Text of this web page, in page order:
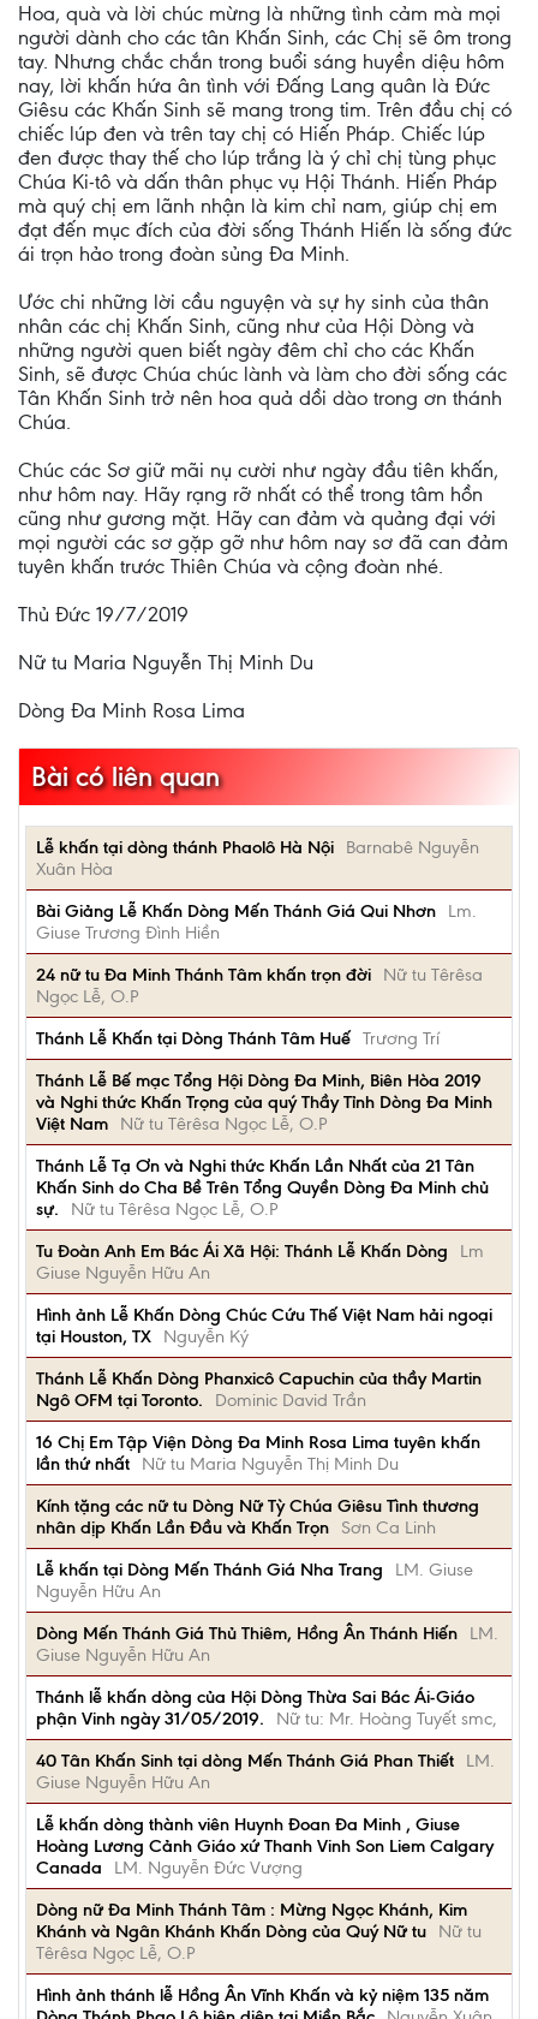
Hoa, quà và lời chúc mừng là những tình cảm mà mọi
người dành cho các tân Khấn Sinh, các Chị sẽ ôm trong
tay. Nhưng chắc chắn trong buổi sáng huyền diệu hôm
nay, lời khấn hứa ân tình với Đấng Lang quân là Đức
Giêsu các Khấn Sinh sẽ mang trong tim. Trên đầu chị có
chiếc lúp đen và trên tay chị có Hiến Pháp. Chiếc lúp
đen được thay thế cho lúp trắng là ý chỉ chị tùng phục
Chúa Ki-tô và dấn thân phục vụ Hội Thánh. Hiến Pháp
mà quý chị em lãnh nhận là kim chỉ nam, giúp chị em
đạt đến mục đích của đời sống Thánh Hiến là sống đức
ái trọn hảo trong đoàn sủng Đa Minh.
Ước chi những lời cầu nguyện và sự hy sinh của thân
nhân các chị Khấn Sinh, cũng như của Hội Dòng và
những người quen biết ngày đêm chỉ cho các Khấn
Sinh, sẽ được Chúa chúc lành và làm cho đời sống các
Tân Khấn Sinh trở nên hoa quả dồi dào trong ơn thánh
Chúa.
Chúc các Sơ giữ mãi nụ cười như ngày đầu tiên khấn,
như hôm nay. Hãy rạng rỡ nhất có thể trong tâm hồn
cũng như gương mặt. Hãy can đảm và quảng đại với
mọi người các sơ gặp gỡ như hôm nay sơ đã can đảm
tuyên khấn trước Thiên Chúa và cộng đoàn nhé.
Thủ Đức 19/7/2019
Nữ tu Maria Nguyễn Thị Minh Du
Dòng Đa Minh Rosa Lima
Bài có liên quan
Lễ khấn tại dòng thánh Phaolô Hà Nội
Barnabê Nguyễn
Xuân Hòa
Bài Giảng Lễ Khấn Dòng Mến Thánh Giá Qui Nhơn
Lm.
Giuse Trương Đình Hiền
24 nữ tu Đa Minh Thánh Tâm khấn trọn đời
Nữ tu Têrêsa
Ngọc Lễ, O.P
Thánh Lễ Khấn tại Dòng Thánh Tâm Huế Trương Trí
Thánh Lễ Bế mạc Tổng Hội Dòng Đa Minh, Biên Hòa 2019
và Nghi thức Khấn Trọng của quý Thầy Tỉnh Dòng Đa Minh
Việt Nam
Nữ tu Têrêsa Ngọc Lễ, O.P
Thánh Lễ Tạ Ơn và Nghi thức Khấn Lần Nhất của 21 Tân
Khấn Sinh do Cha Bề Trên Tổng Quyền Dòng Đa Minh chủ
sự.
Nữ tu Têrêsa Ngọc Lễ, O.P
Tu Đoàn Anh Em Bác Ái Xã Hội: Thánh Lễ Khấn Dòng
Lm
Giuse Nguyễn Hữu An
Hình ảnh Lễ Khấn Dòng Chúc Cứu Thế Việt Nam hải ngoại
tại Houston, TX
Nguyễn Ký
Thánh Lễ Khấn Dòng Phanxicô Capuchin của thầy Martin
Ngô OFM tại Toronto.
Dominic David Trần
16 Chị Em Tập Viện Dòng Đa Minh Rosa Lima tuyên khấn
lần thứ nhất
Nữ tu Maria Nguyễn Thị Minh Du
Kính tặng các nữ tu Dòng Nữ Tỳ Chúa Giêsu Tình thương
nhân dịp Khấn Lần Đầu và Khấn Trọn
Sơn Ca Linh
Lễ khấn tại Dòng Mến Thánh Giá Nha Trang
LM. Giuse
Nguyễn Hữu An
Dòng Mến Thánh Giá Thủ Thiêm, Hồng Ân Thánh Hiến
LM.
Giuse Nguyễn Hữu An
Thánh lễ khấn dòng của Hội Dòng Thừa Sai Bác Ái-Giáo
phận Vinh ngày 31/05/2019.
Nữ tu: Mr. Hoàng Tuyết smc,
40 Tân Khấn Sinh tại dòng Mến Thánh Giá Phan Thiết
LM.
Giuse Nguyễn Hữu An
Lễ khấn dòng thành viên Huynh Đoan Đa Minh , Giuse
Hoàng Lương Cảnh Giáo xứ Thanh Vinh Son Liem Calgary
Canada
LM. Nguyễn Đức Vượng
Dòng nữ Đa Minh Thánh Tâm : Mừng Ngọc Khánh, Kim
Khánh và Ngân Khánh Khấn Dòng của Quý Nữ tu
Nữ tu
Têrêsa Ngọc Lễ, O.P
Hình ảnh thánh lễ Hồng Ân Vĩnh Khấn và kỷ niệm 135 năm